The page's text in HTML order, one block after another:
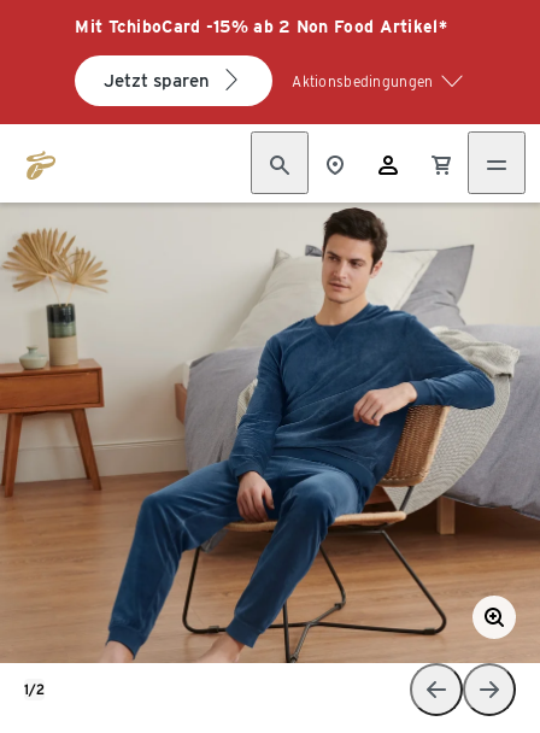
Mit TchiboCard -15% ab 2 Non Food Artikel*
Jetzt sparen Aktionsbedingungen
1/2